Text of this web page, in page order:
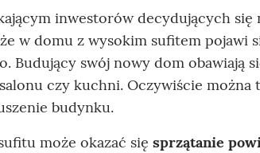
inwestorów decydujących się
w domu z wysokim sufitem pojawi
Budujący swój nowy dom obawiają
czy kuchni. Oczywiście
budynku.
może okazać się sprzątanie